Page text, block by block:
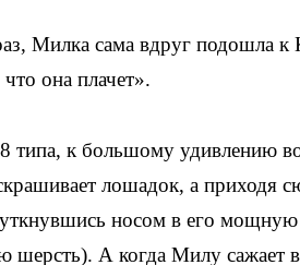
Милка сама вдруг подошла
она плачет».
типа, к большому удивлению
лошадок, а приходя
носом в его
шерсть). А когда Милу сажает